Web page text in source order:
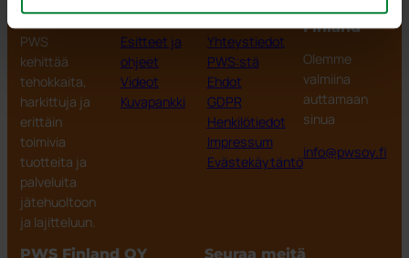
PWS Finland
PWS
kehittää
tehokkaita,
harkittuja ja
erittäin
toimivia
tuotteita ja
palveluita
jätehuoltoon
ja lajitteluun.
Tuotteet
Esitteet ja
ohjeet
Videot
Kuvapankki
Tiedot
Yhteystiedot
PWS:stä
Ehdot
GDPR
Henkilötiedot
Impressum
Evästekäytäntö
PWS
Finland
Olemme
valmiina
auttamaan
sinua
info@pwsoy.fi
PWS Finland OY Seuraa meitä